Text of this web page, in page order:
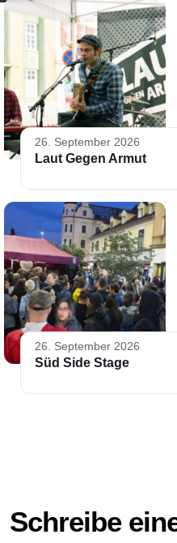
26. September 2026
Laut Gegen Armut
26. September 2026
Süd Side Stage
Schreibe